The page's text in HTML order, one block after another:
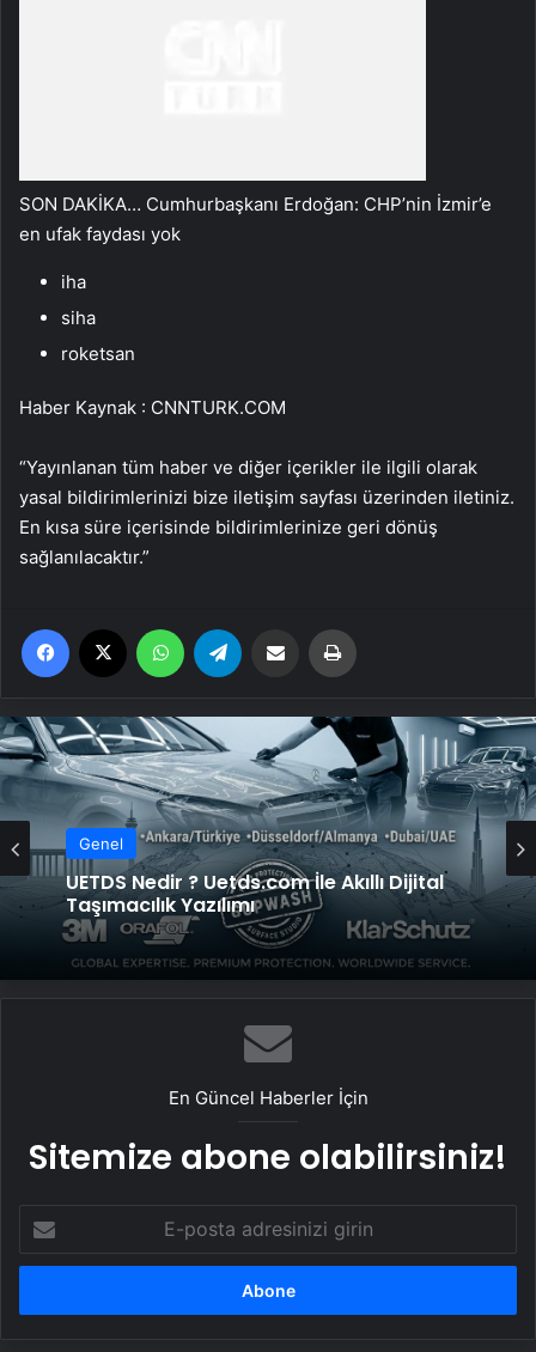
SON DAKİKA… Cumhurbaşkanı Erdoğan: CHP’nin İzmir’e
en ufak faydası yok
iha
siha
roketsan
Haber Kaynak : CNNTURK.COM
“Yayınlanan tüm haber ve diğer içerikler ile ilgili olarak
yasal bildirimlerinizi bize iletişim sayfası üzerinden iletiniz.
En kısa süre içerisinde bildirimlerinize geri dönüş
sağlanılacaktır.”
Facebook WhatsApp Email'den paylaş
Genel
UETDS Nedir ? Uetds.com İle Akıllı Dijital
Taşımacılık Yazılımı
En Güncel Haberler İçin
Sitemize abone olabilirsiniz!
posta
adresinizi